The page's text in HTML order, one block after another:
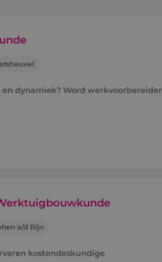
Stage
Bbl-traject
dynamiek? Word werkvoorbereider
a/d Rijn
kostendeskundige